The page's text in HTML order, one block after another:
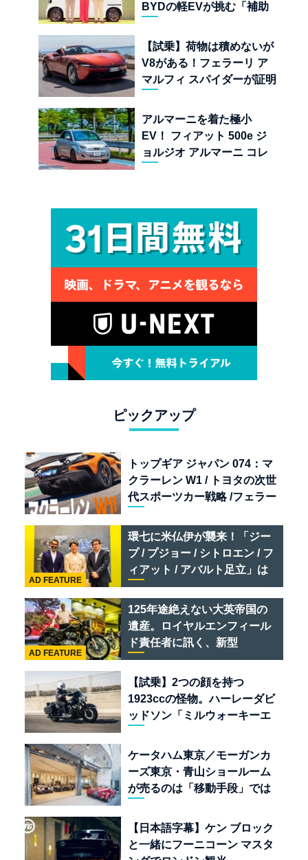
BYDの軽EVが挑む「補助
界
【試乗】荷物は積めないが
V8がある！フェラーリ ア
マルフィ スパイダーが証明
ーの至福
アルマーニを着た極小
EV！ フィアット 500e ジ
ョルジオ アルマーニ コレ
ピックアップ
トップギア ジャパン 074：マ
クラーレン W1 / トヨタの次世
代スポーツカー戦略 /フェラー
リオ /ベントレー スーパース
ポーツ
環七に米仏伊が襲来！「ジー
プ / プジョー / シトロエン / フ
ィアット / アバルト足立」は
クルマのセレクトショップで
ある
AD FEATURE
125年途絶えない大英帝国の
遺産。ロイヤルエンフィール
ド責任者に訊く、新型
「BULLET 650」と“時間の
質”を愛する理由
AD FEATURE
【試乗】2つの顔を持つ
1923ccの怪物。ハーレーダビ
ッドソン「ミルウォーキーエ
ケータハム東京／モーガンカ
ーズ東京・青山ショールーム
が売るのは「移動手段」では
【日本語字幕】ケン ブロック
と一緒にフーニコーン マスタ